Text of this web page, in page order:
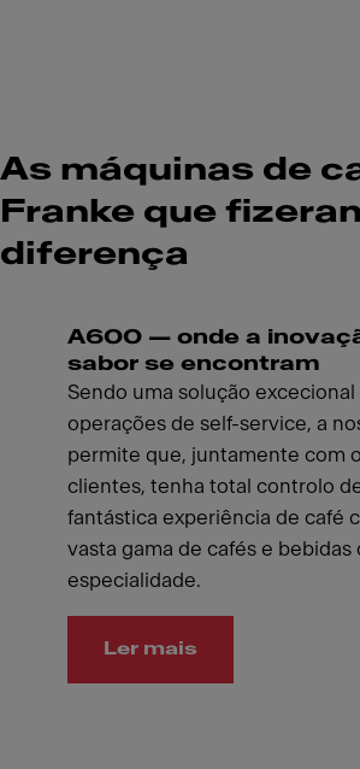
As máquinas de
Franke que
diferença
A600 — onde a
sabor se encontram
Sendo uma solução excecional
operações de self-service, a
permite que, juntamente com
clientes, tenha total controlo
fantástica experiência de café
vasta gama de cafés e bebidas
especialidade.
Ler mais